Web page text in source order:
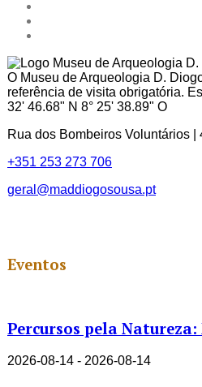
O Museu de Arqueologia D.
referência de visita obrigatória.
32' 46.68" N 8° 25' 38.89" O
Rua dos Bombeiros Voluntários |
+351 253 273 706
geral@maddiogosousa.pt
Eventos
Percursos pela
2026-08-14 - 2026-08-14